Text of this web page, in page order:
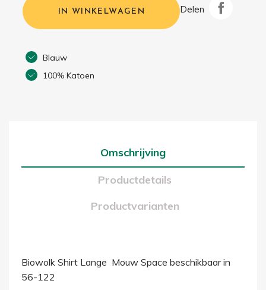
IN WINKELWAGEN Delen
Blauw
100% Katoen
Omschrijving
Productdetails
Productvarianten
Biowolk Shirt Lange Mouw Space beschikbaar in
56-122